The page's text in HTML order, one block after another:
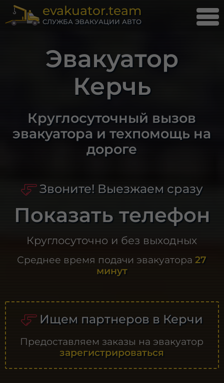
evakuator.team
СЛУЖБА ЭВАКУАЦИИ АВТО
Эвакуатор
Керчь
Круглосуточный вызов
эвакуатора и техпомощь на
дороге
Звоните! Выезжаем сразу
Показать телефон
Круглосуточно и без выходных
Среднее время подачи эвакуатора27
минут
Ищем партнеров в Керчи
Предоставляем заказы на эвакуатор
зарегистрироваться